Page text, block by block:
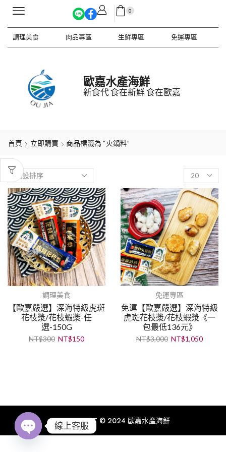
0
調理美食 肉品專區 生鮮專區 免運專區
歐嘉水產海鮮
新食代 食在新鮮 食在歐嘉
首頁 立即購買 商品標籤為 “火鍋料”
調理美食
【歐嘉嚴選】深海特級虎斑
花枝漿/花枝蝦漿-任
選-150G
NT$300 NT$150
免運專區
免運【歐嘉嚴選】深海特級
虎斑花枝漿/花枝蝦漿《一
包最低136元》
NT$3,000 NT$1,050
COPYRIGHT © 2024 歐嘉水產海鮮
線上客服